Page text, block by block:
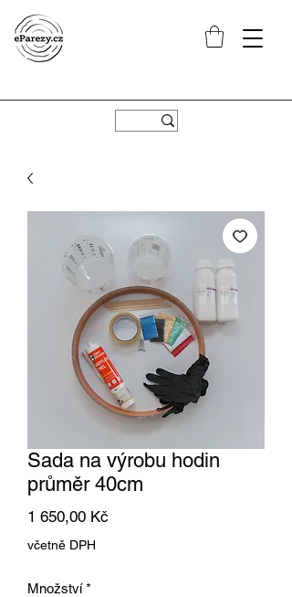
Sada na výrobu hodin
průměr 40cm
1 650,00 Kč
včetně DPH
Množství *